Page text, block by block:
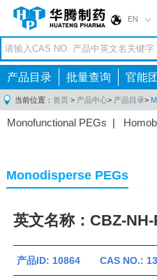
EN
产品目录 批量查询 官能
当前位置： 首页 > 产品中心> 产品目录>
Monofunctional PEGs |
Monodisperse PEGs
英文名称：CBZ-
产品ID: 10864 CAS NO.: